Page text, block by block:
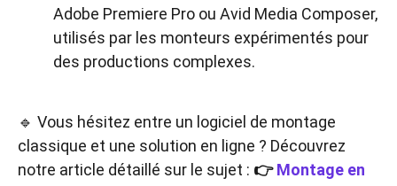
Adobe Premiere Pro ou Avid Media Composer,
utilisés par les monteurs expérimentés pour
des productions complexes.
🔹 Vous hésitez entre un logiciel de montage
classique et une solution en ligne ? Découvrez
notre article détaillé sur le sujet : 👉Montage en